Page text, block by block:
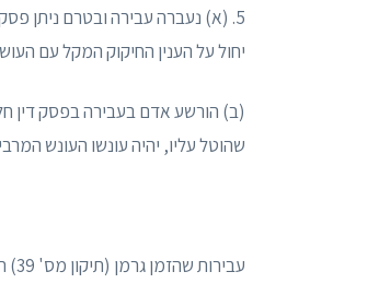
5. (א) נעברה עבירה ובטרם ניתן
יחול על הענין החיקוק המקל עם
(ב) הורשע אדם בעבירה בפסק דין
שהוטל עליו, יהיה עונשו העונש
עבירות שהזמן גרמן (תיקון מס' 39) תשנ"ד-1994